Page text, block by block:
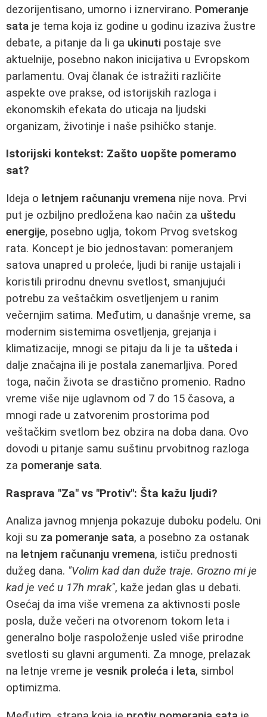
dezorijentisano, umorno i iznervirano. Pomeranje
sata je tema koja iz godine u godinu izaziva žustre
debate, a pitanje da li ga ukinuti postaje sve
aktuelnije, posebno nakon inicijativa u Evropskom
parlamentu. Ovaj članak će istražiti različite
aspekte ove prakse, od istorijskih razloga i
ekonomskih efekata do uticaja na ljudski
organizam, životinje i naše psihičko stanje.
Istorijski kontekst: Zašto uopšte pomeramo
sat?
Ideja o letnjem računanju vremena nije nova. Prvi
put je ozbiljno predložena kao način za uštedu
energije, posebno uglja, tokom Prvog svetskog
rata. Koncept je bio jednostavan: pomeranjem
satova unapred u proleće, ljudi bi ranije ustajali i
koristili prirodnu dnevnu svetlost, smanjujući
potrebu za veštačkim osvetljenjem u ranim
večernjim satima. Međutim, u današnje vreme, sa
modernim sistemima osvetljenja, grejanja i
klimatizacije, mnogi se pitaju da li je ta ušteda i
dalje značajna ili je postala zanemarljiva. Pored
toga, način života se drastično promenio. Radno
vreme više nije uglavnom od 7 do 15 časova, a
mnogi rade u zatvorenim prostorima pod
veštačkim svetlom bez obzira na doba dana. Ovo
dovodi u pitanje samu suštinu prvobitnog razloga
za pomeranje sata.
Rasprava "Za" vs "Protiv": Šta kažu ljudi?
Analiza javnog mnjenja pokazuje duboku podelu. Oni
koji su za pomeranje sata, a posebno za ostanak
na letnjem računanju vremena, ističu prednosti
dužeg dana. "Volim kad dan duže traje. Grozno mi je
kad je već u 17h mrak", kaže jedan glas u debati.
Osećaj da ima više vremena za aktivnosti posle
posla, duže večeri na otvorenom tokom leta i
generalno bolje raspoloženje usled više prirodne
svetlosti su glavni argumenti. Za mnoge, prelazak
na letnje vreme je vesnik proleća i leta, simbol
optimizma.